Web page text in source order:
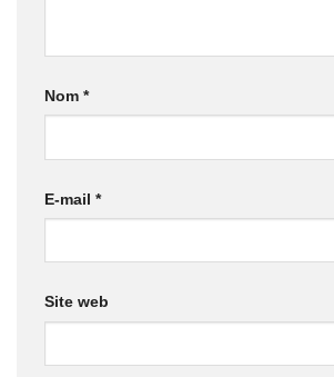
Nom *
E-mail *
Site web